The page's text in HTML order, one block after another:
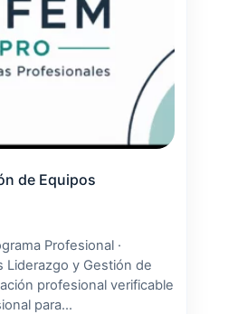
de Equipos
Profesional ·
Liderazgo y Gestión de
profesional verificable
para...